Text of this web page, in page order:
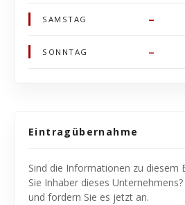
SAMSTAG –
SONNTAG –
Eintragübernahme
Sind die Informationen zu diesem
Sie Inhaber dieses
und fordern Sie es jetzt an.